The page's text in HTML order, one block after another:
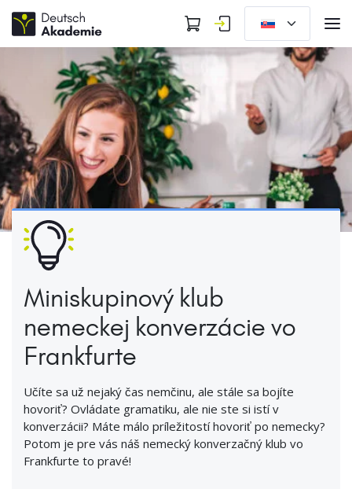
Miniskupinový klub
nemeckej konverzácie vo
Frankfurte
Učíte sa už nejaký čas nemčinu, ale stále sa bojíte
hovoriť? Ovládate gramatiku, ale nie ste si istí v
konverzácii? Máte málo príležitostí hovoriť po nemecky?
Potom je pre vás náš nemecký konverzačný klub vo
Frankfurte to pravé!